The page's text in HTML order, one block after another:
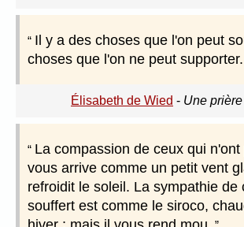
Il y a des choses que l'on peut
choses que l'on ne peut supporter.
Élisabeth de Wied - Une
La compassion de ceux qui
vous arrive comme un petit vent
refroidit le soleil. La sympathie de
souffert est comme le siroco,